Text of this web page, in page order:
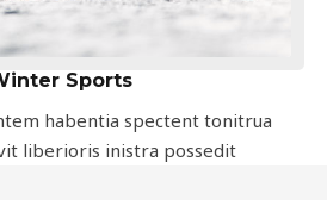
Sports
habentia spectent tonitrua
liberioris inistra possedit.